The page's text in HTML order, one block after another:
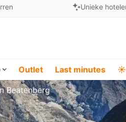
Unieke
Outlet Last minutes ☀️
Beatenberg